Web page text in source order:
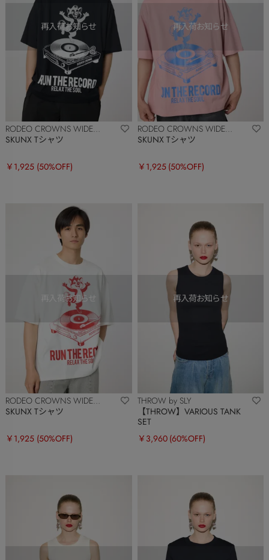
RODEO CROWNS WIDE
BOWL
SKUNX Tシャツ
￥1,925 (50%OFF)
RODEO CROWNS WIDE
BOWL
SKUNX Tシャツ
￥1,925 (50%OFF)
RODEO CROWNS WIDE
BOWL
SKUNX Tシャツ
￥1,925 (50%OFF)
THROW by SLY
【THROW】VARIOUS TANK
SET
￥3,960 (60%OFF)